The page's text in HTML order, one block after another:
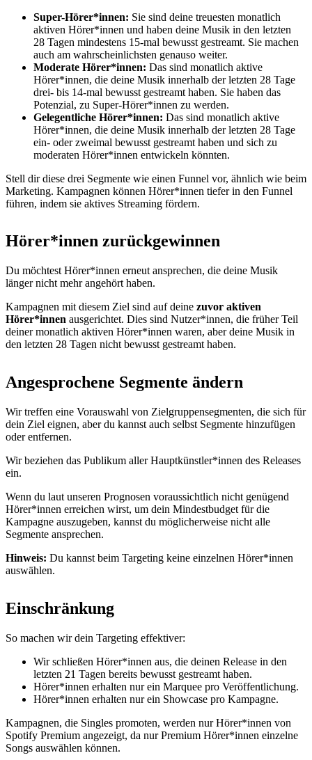
Super-Hörer*innen: Sie sind deine treuesten monatlich
aktiven Hörer*innen und haben deine Musik in den letzten
28 Tagen mindestens 15-mal bewusst gestreamt. Sie machen
auch am wahrscheinlichsten genauso weiter.
Moderate Hörer*innen: Das sind monatlich aktive
Hörer*innen, die deine Musik innerhalb der letzten 28 Tage
drei- bis 14-mal bewusst gestreamt haben. Sie haben das
Potenzial, zu Super-Hörer*innen zu werden.
Gelegentliche Hörer*innen: Das sind monatlich aktive
Hörer*innen, die deine Musik innerhalb der letzten 28 Tage
ein- oder zweimal bewusst gestreamt haben und sich zu
moderaten Hörer*innen entwickeln könnten.
Stell dir diese drei Segmente wie einen Funnel vor, ähnlich wie beim
Marketing. Kampagnen können Hörer*innen tiefer in den Funnel
führen, indem sie aktives Streaming fördern.
Hörer*innen zurückgewinnen
Du möchtest Hörer*innen erneut ansprechen, die deine Musik
länger nicht mehr angehört haben.
Kampagnen mit diesem Ziel sind auf deine zuvor aktiven
Hörer*innen ausgerichtet. Dies sind Nutzer*innen, die früher Teil
deiner monatlich aktiven Hörer*innen waren, aber deine Musik in
den letzten 28 Tagen nicht bewusst gestreamt haben.
Angesprochene Segmente ändern
Wir treffen eine Vorauswahl von Zielgruppensegmenten, die sich für
dein Ziel eignen, aber du kannst auch selbst Segmente hinzufügen
oder entfernen.
Wir beziehen das Publikum aller Hauptkünstler*innen des Releases
ein.
Wenn du laut unseren Prognosen voraussichtlich nicht genügend
Hörer*innen erreichen wirst, um dein Mindestbudget für die
Kampagne auszugeben, kannst du möglicherweise nicht alle
Segmente ansprechen.
Hinweis: Du kannst beim Targeting keine einzelnen Hörer*innen
auswählen.
Einschränkung
So machen wir dein Targeting effektiver:
Wir schließen Hörer*innen aus, die deinen Release in den
letzten 21 Tagen bereits bewusst gestreamt haben.
Hörer*innen erhalten nur ein Marquee pro Veröffentlichung.
Hörer*innen erhalten nur ein Showcase pro Kampagne.
Kampagnen, die Singles promoten, werden nur Hörer*innen von
Spotify Premium angezeigt, da nur Premium Hörer*innen einzelne
Songs auswählen können.